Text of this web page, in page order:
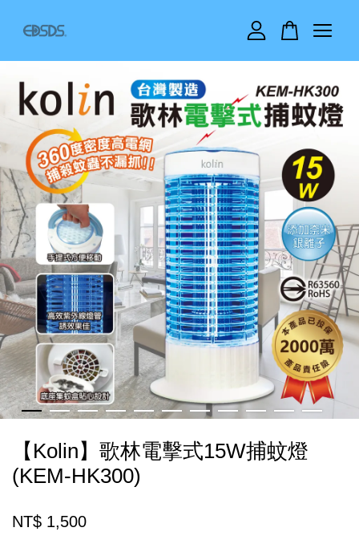
【Kolin】歌林電擊式15W捕蚊燈
(KEM-HK300)
NT$ 1,500
您的購物車目前還是空的。
繼續購物